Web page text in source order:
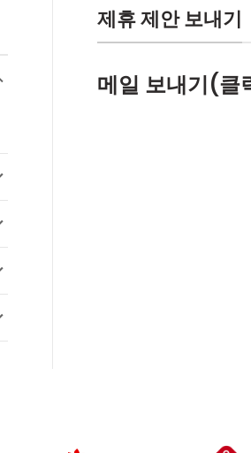
제휴 제안 보내기
메일 보내기(클